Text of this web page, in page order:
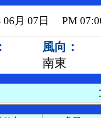
06月 07日 PM
風向：
南東